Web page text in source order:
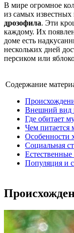
В мире огромное
из самых известных
дрозофила. Эти
каждому. Их
доме есть
нескольких дней
персиком или
Содержание
Внешний вид
Где обитает
Чем питается
Особенности
Социальная
Популяция и